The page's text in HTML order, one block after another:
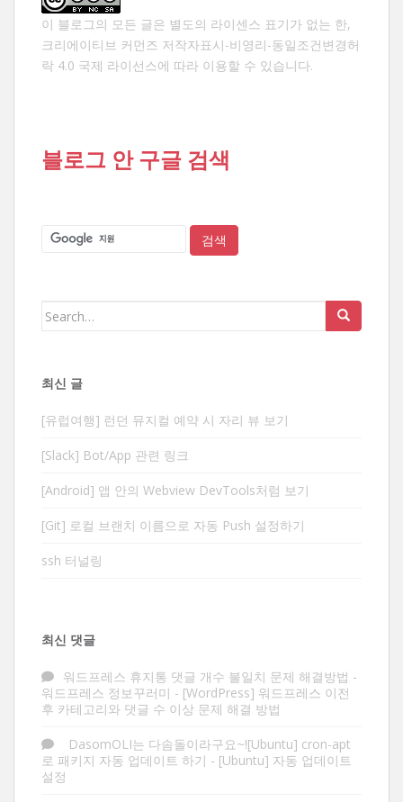
이 블로그의 모든 글은 별도의 라이센스 표기가 없는 한,
크리에이티브 커먼즈 저작자표시-비영리-동일조건변경허
락 4.0 국제 라이선스에 따라 이용할 수 있습니다.
블로그 안 구글 검색
Search
최신 글
[유럽여행] 런던 뮤지컬 예약 시 자리 뷰 보기
[Slack] Bot/App 관련 링크
[Android] 앱 안의 Webview DevTools처럼 보기
[Git] 로컬 브랜치 이름으로 자동 Push 설정하기
ssh 터널링
최신 댓글
워드프레스 휴지통 댓글 개수 불일치 문제 해결방법 -
워드프레스 정보꾸러미 - [WordPress] 워드프레스 이전
후 카테고리와 댓글 수 이상 문제 해결 방법
DasomOLI는 다솜돌이라구요~![Ubuntu] cron-apt
로 패키지 자동 업데이트 하기 - [Ubuntu] 자동 업데이트
설정